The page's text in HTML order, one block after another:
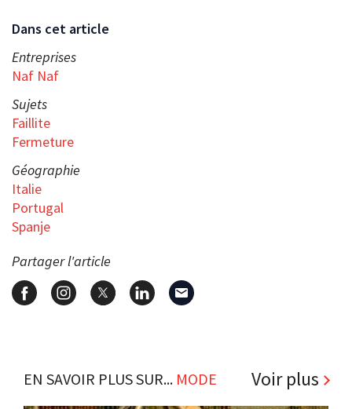
Dans cet article
Entreprises
Naf Naf
Sujets
Faillite
Fermeture
Géographie
Italie
Portugal
Spanje
Partager l'article
EN SAVOIR PLUS SUR... MODE Voir plus